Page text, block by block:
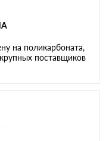
на поликарбоната,
поставщиков